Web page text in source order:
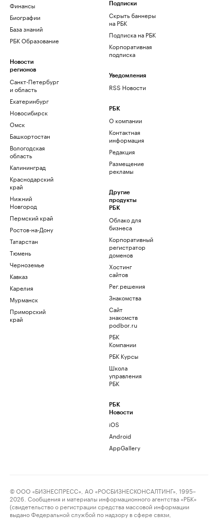
Финансы
Биографии
База знаний
РБК Образование
Новости
регионов
Санкт-Петербург
и область
Екатеринбург
Новосибирск
Омск
Башкортостан
Вологодская
область
Калининград
Краснодарский
край
Нижний
Новгород
Пермский край
Ростов-на-Дону
Татарстан
Тюмень
Черноземье
Кавказ
Карелия
Мурманск
Приморский
край
Подписки
Скрыть баннеры
на РБК
Подписка на РБК
Корпоративная
подписка
Уведомления
RSS Новости
РБК
О компании
Контактная
информация
Редакция
Размещение
рекламы
Другие
продукты
РБК
Облако для
бизнеса
Корпоративный
регистратор
доменов
Хостинг
сайтов
Рег.решения
Знакомства
Сайт
знакомств
podbor.ru
РБК
Компании
РБК Курсы
Школа
управления
РБК
РБК
Новости
iOS
Android
AppGallery
© ООО «БИЗНЕСПРЕСС», АО «РОСБИЗНЕСКОНСАЛТИНГ», 1995–
2026. Сообщения и материалы информационного агентства «РБК»
(свидетельство о регистрации средства массовой информации
выдано Федеральной службой по надзору в сфере связи,